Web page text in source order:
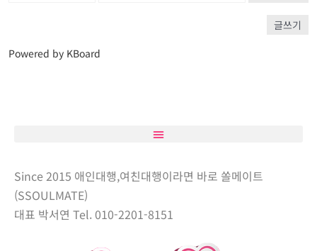
글쓰기
Powered by KBoard
Since 2015 애인대행,여친대행이라면 바로 쏠메이트
(SSOULMATE)
대표 박서연 Tel. 010-2201-8151